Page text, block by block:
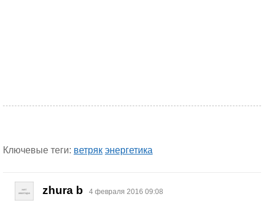
Ключевые теги: ветряк энергетика
zhura b 4 февраля 2016 09:08